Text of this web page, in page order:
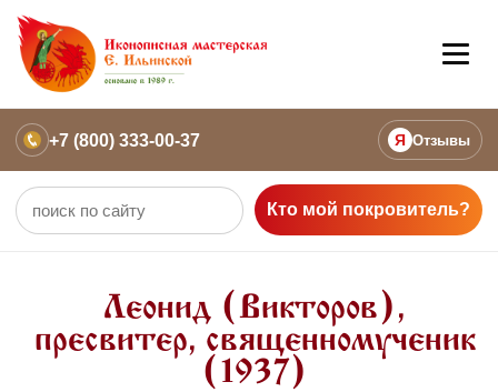
+7 (800) 333-00-37 Я Отзывы
Кто мой покровитель?
Леонид (Викторов),
пресвитер, священномученик
(1937)